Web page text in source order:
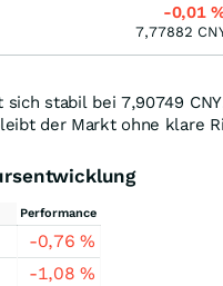
sich stabil bei 7,90749 CNY
der Markt ohne klare
Performance
-0,76%
-1,08%
-0,01
7,77882